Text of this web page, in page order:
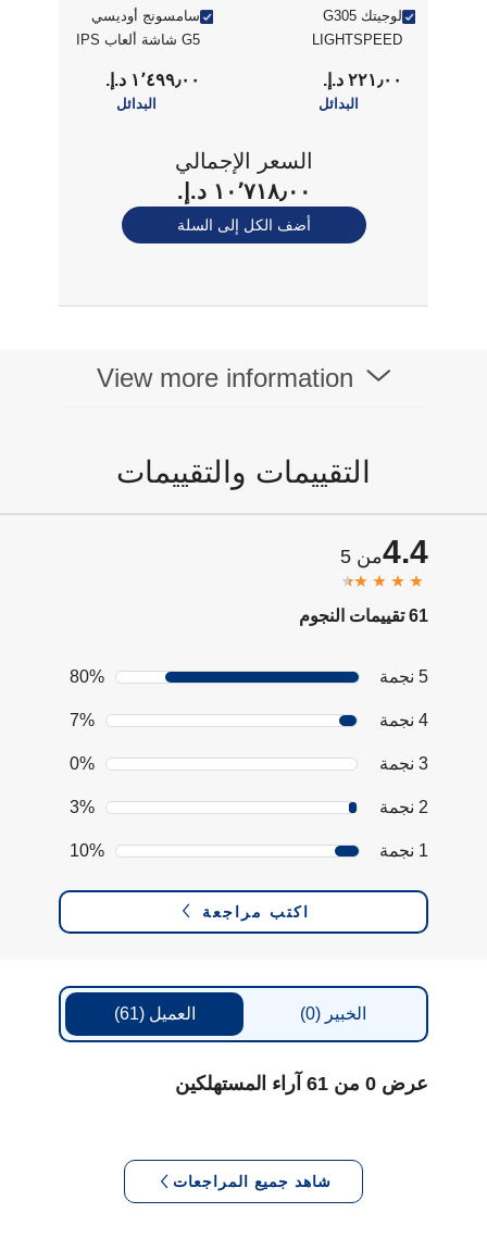
لوجيتك G305
LIGHTSPEED
٢٢١٫٠٠ د.إ.‏
البدائل
سامسونج أوديسي
G5 شاشة ألعاب IPS
استجابة 1 مللي ثانية،١٬٤٩٩٫٠٠ د.إ.‏
البدائل
السعر الإجمالي
١٠٬٧١٨٫٠٠ د.إ.‏
أضف الكل إلى السلة
View more information
التقييمات والتقييمات
4.4من 5
61 تقييمات النجوم
5 نجمة 80%
4 نجمة 7%
3 نجمة 0%
2 نجمة 3%
1 نجمة 10%
اكتب مراجعة
العميل(61) الخبير(0)
عرض 0 من 61 آراء المستهلكين
شاهد جميع المراجعات